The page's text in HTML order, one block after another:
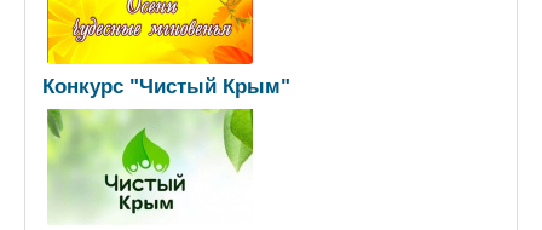
Конкурс "Чистый Крым"